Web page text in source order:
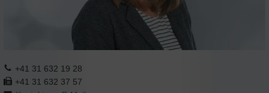
+41 31 632 19 28
+41 31 632 37 57